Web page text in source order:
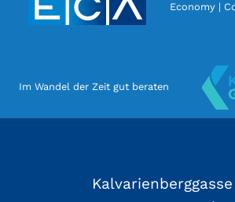
Economy |
Im Wandel der Zeit gut beraten
Kalvarienberggasse